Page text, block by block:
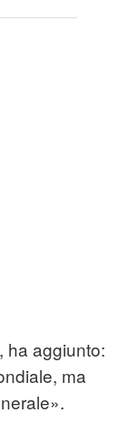
ha aggiunto:
ma